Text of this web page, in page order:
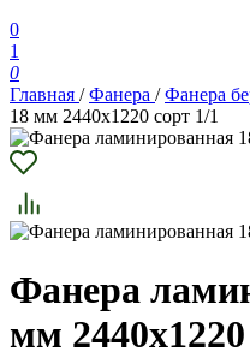
0
1
0
Главная /Фанера /Фанера
18 мм 2440х1220 сорт 1/1
Фанера
мм